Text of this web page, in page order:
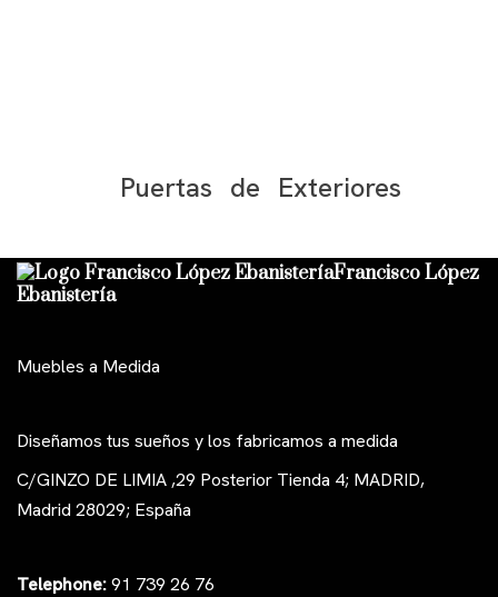
Puertas de Exteriores
Francisco López
Ebanistería
Muebles a Medida
Diseñamos tus sueños y los fabricamos a medida
C/GINZO DE LIMIA ,29 Posterior Tienda 4; MADRID,
Madrid 28029; España
Telephone:91 739 26 76